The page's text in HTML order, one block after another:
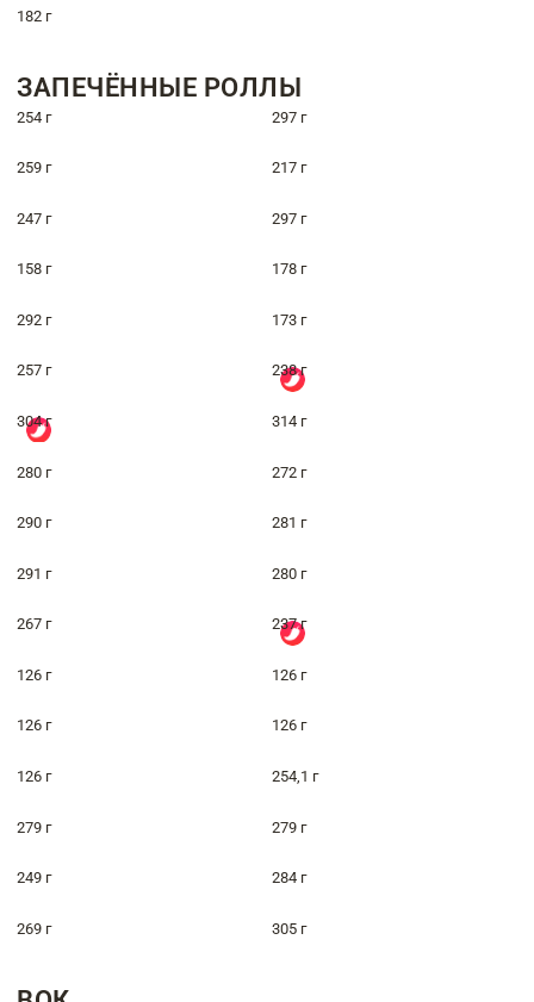
182 г
ЗАПЕЧЁННЫЕ РОЛЛЫ
254 г 297 г
259 г 217 г
247 г 297 г
158 г 178 г
292 г 173 г
257 г 238 г
304 г 314 г
280 г 272 г
290 г 281 г
291 г 280 г
267 г 237 г
126 г 126 г
126 г 126 г
126 г 254,1 г
279 г 279 г
249 г 284 г
269 г 305 г